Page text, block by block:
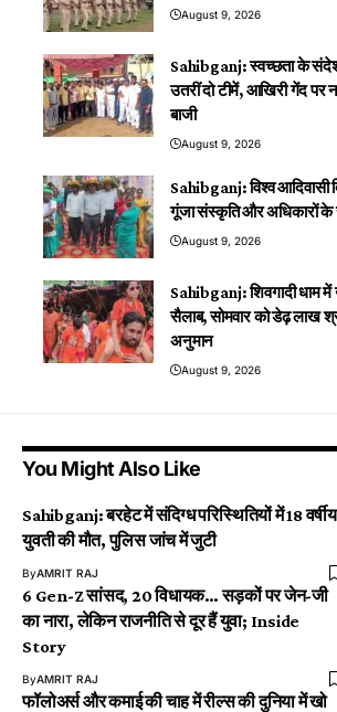
August 9, 2026
Sahibganj: स्वच्छता के
उतरीं दो टीमें, आखिरी गेंद पर
बाजी
August 9, 2026
Sahibganj: विश्व आदिवासी
गूंजा संस्कृति और अधिकारों के
August 9, 2026
Sahibganj: शिवगादी धाम
सैलाब, सोमवार को डेढ़ लाख
अनुमान
August 9, 2026
You Might Also Like
Sahibganj: बरहेट में संदिग्ध परिस्थितियों में 18 वर्षीय
युवती की मौत, पुलिस जांच में जुटी
ByAMRIT RAJ
6 Gen-Z सांसद, 20 विधायक… सड़कों पर जेन-जी
का नारा, लेकिन राजनीति से दूर हैं युवा; Inside
Story
ByAMRIT RAJ
फॉलोअर्स और कमाई की चाह में रील्स की दुनिया में खो